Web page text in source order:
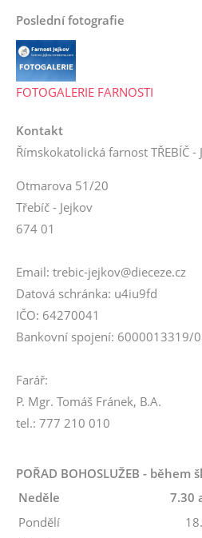
Poslední fotografie
FOTOGALERIE FARNOSTI
Kontakt
Římskokatolická farnost TŘEBÍČ -
Otmarova 51/20
Třebíč - Jejkov
674 01
Email: trebic-jejkov@dieceze.cz
Datová schránka: u4iu9fd
IČO: 64270041
Bankovní spojení: 6000013319/
Farář:
P. Mgr. Tomáš Fránek, B.A.
tel.: 777 210 010
POŘAD BOHOSLUŽEB - během
Neděle
7.30
Pondělí